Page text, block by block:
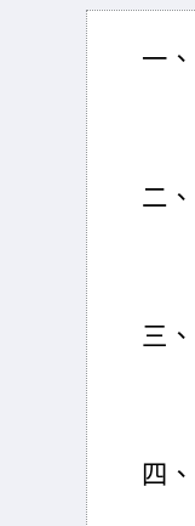
一、
二、
三、
四、